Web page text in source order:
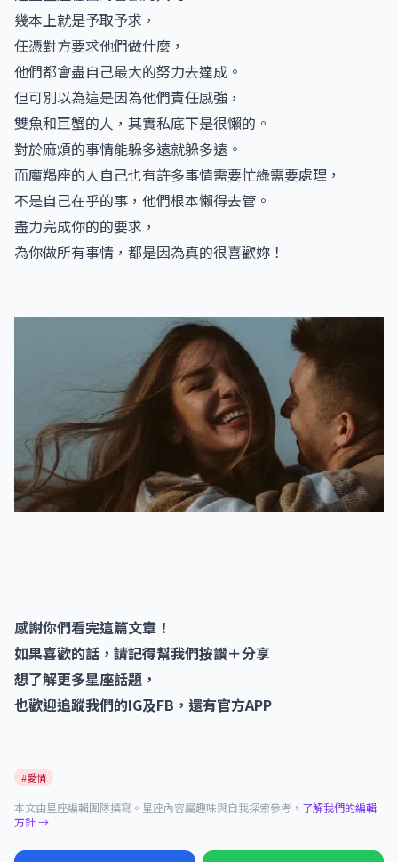
幾本上就是予取予求，
任憑對方要求他們做什麼，
他們都會盡自己最大的努力去達成。
但可別以為這是因為他們責任感強，
雙魚和巨蟹的人，其實私底下是很懶的。
對於麻煩的事情能躲多遠就躲多遠。
而魔羯座的人自己也有許多事情需要忙綠需要處理，
不是自己在乎的事，他們根本懶得去管。
盡力完成你的的要求，
為你做所有事情，都是因為真的很喜歡妳！
感謝你們看完這篇文章！
如果喜歡的話，請記得幫我們按讚＋分享
想了解更多星座話題，
也歡迎追蹤我們的IG及FB，還有官方APP
#愛情
本文由星座編輯團隊撰寫。星座內容屬趣味與自我探索參考， 了解我們的編輯
方針 →